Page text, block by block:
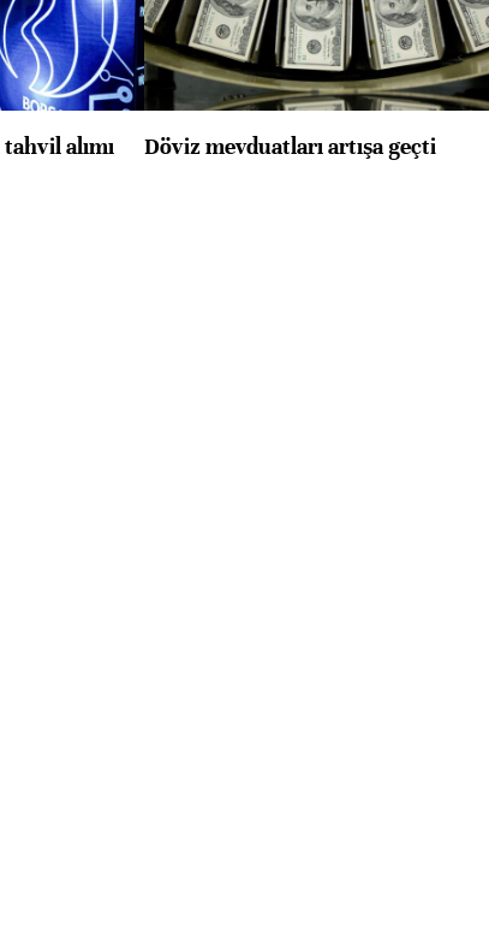
tahvil alımı
Döviz mevduatları artışa geçti